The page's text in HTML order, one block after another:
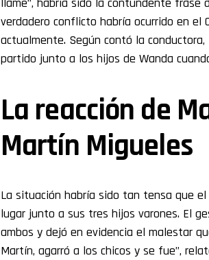
verdadero conflicto habría ocurrido en el
actualmente. Según contó la
partido junto a los hijos de Wanda
La reacción de
Martín Migueles
La situación habría sido tan tensa que
lugar junto a sus tres hijos varones. El
ambos y dejó en evidencia el malestar
Martín, agarró a los chicos y se fue”,